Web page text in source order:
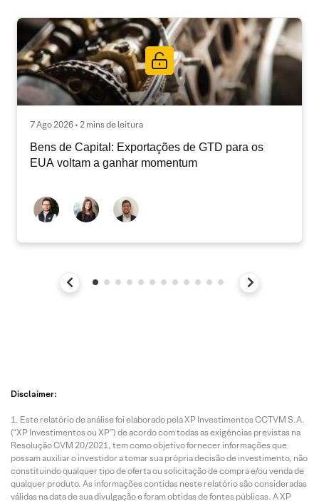
7 Ago 2026 • 2 mins de leitura
Bens de Capital: Exportações de GTD para os
EUA voltam a ganhar momentum
Disclaimer:
Este relatório de análise foi elaborado pela XP Investimentos CCTVM S.A.
(“XP Investimentos ou XP”) de acordo com todas as exigências previstas na
Resolução CVM 20/2021, tem como objetivo fornecer informações que
possam auxiliar o investidor a tomar sua própria decisão de investimento, não
constituindo qualquer tipo de oferta ou solicitação de compra e/ou venda de
qualquer produto. As informações contidas neste relatório são consideradas
válidas na data de sua divulgação e foram obtidas de fontes públicas. A XP